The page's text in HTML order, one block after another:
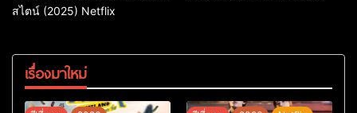
สไตน์ (2025) Netflix
เรื่องมาใหม่